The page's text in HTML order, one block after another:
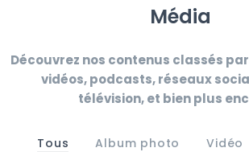
Média
Découvrez nos contenus classés
vidéos, podcasts, réseaux
télévision, et bien plus
Tous Album photo Vidéo